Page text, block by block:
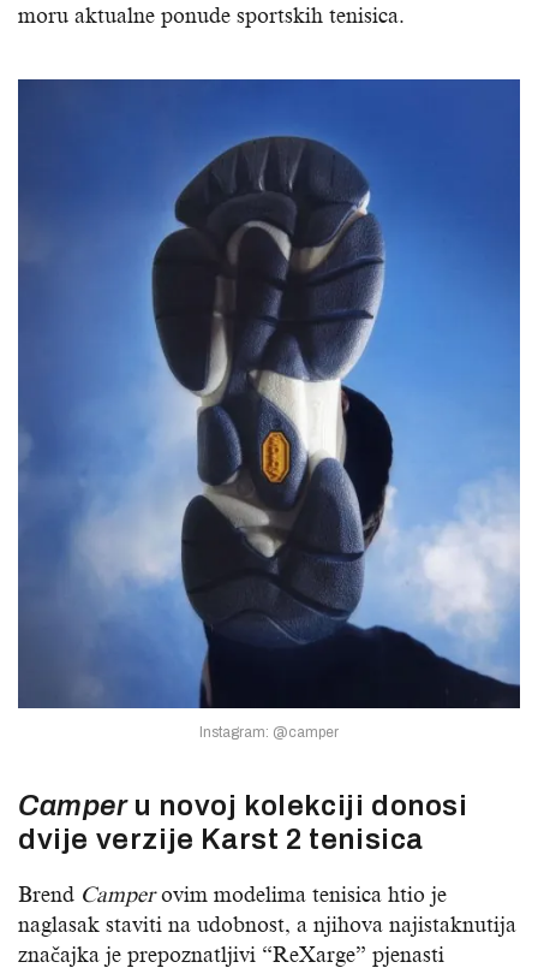
moru aktualne ponude sportskih tenisica.
Instagram: @camper
Camperu novoj kolekciji donosi
dvije verzije Karst 2 tenisica
Brend Camperovim modelima tenisica htio je
naglasak staviti na udobnost, a njihova najistaknutija
značajka je prepoznatljivi “ReXarge” pjenasti